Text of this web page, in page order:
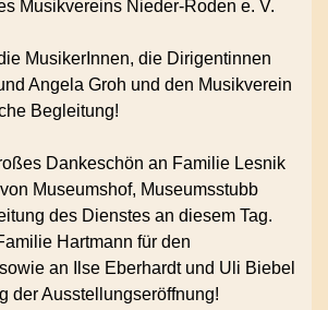
Musikvereins Nieder-Roden e. V.
MusikerInnen, die Dirigentinnen
Angela Groh und den Musikverein
Begleitung!
Dankeschön an Familie Lesnik
Museumshof, Museumsstubb
des Dienstes an diesem Tag.
Hartmann für den
an Ilse Eberhardt und Uli Biebel
der Ausstellungseröffnung!